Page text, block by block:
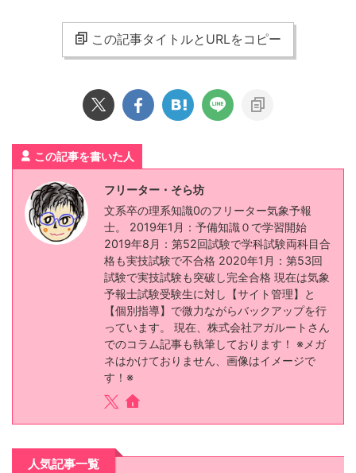
この記事タイトルとURLをコピー
この記事を書いた人
フリーター・そら坊
文系卒の理系知識0のフリーター気象予報
士。 2019年1月：予備知識０で学習開始
2019年8月：第52回試験で学科試験両科目合
格も実技試験で不合格 2020年1月：第53回
試験で実技試験も突破し完全合格 現在は気象
予報士試験受験生に対し【サイト管理】と
【個別指導】で微力ながらバックアップを行
っています。 現在、株式会社アガルートさん
でのコラム記事も執筆しております！ ※メガ
ネはかけておりません、画像はイメージで
す！※
人気記事一覧